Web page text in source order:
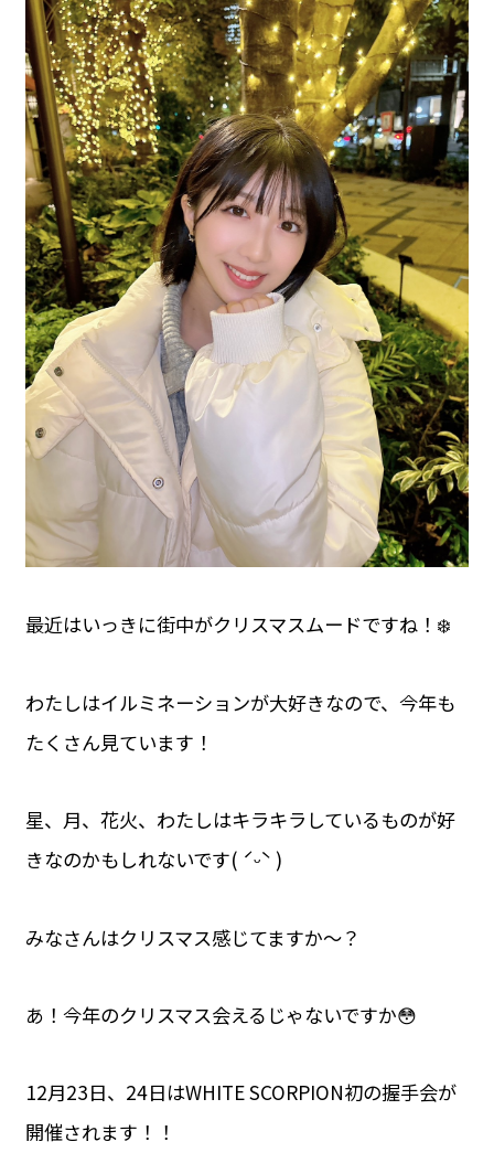
最近はいっきに街中がクリスマスムードですね！❄️
わたしはイルミネーションが大好きなので、今年も
たくさん見ています！
星、月、花火、わたしはキラキラしているものが好
きなのかもしれないです( ˊᵕˋ )
みなさんはクリスマス感じてますか〜？
あ！今年のクリスマス会えるじゃないですか😳
12月23日、24日はWHITE SCORPION初の握手会が
開催されます！！